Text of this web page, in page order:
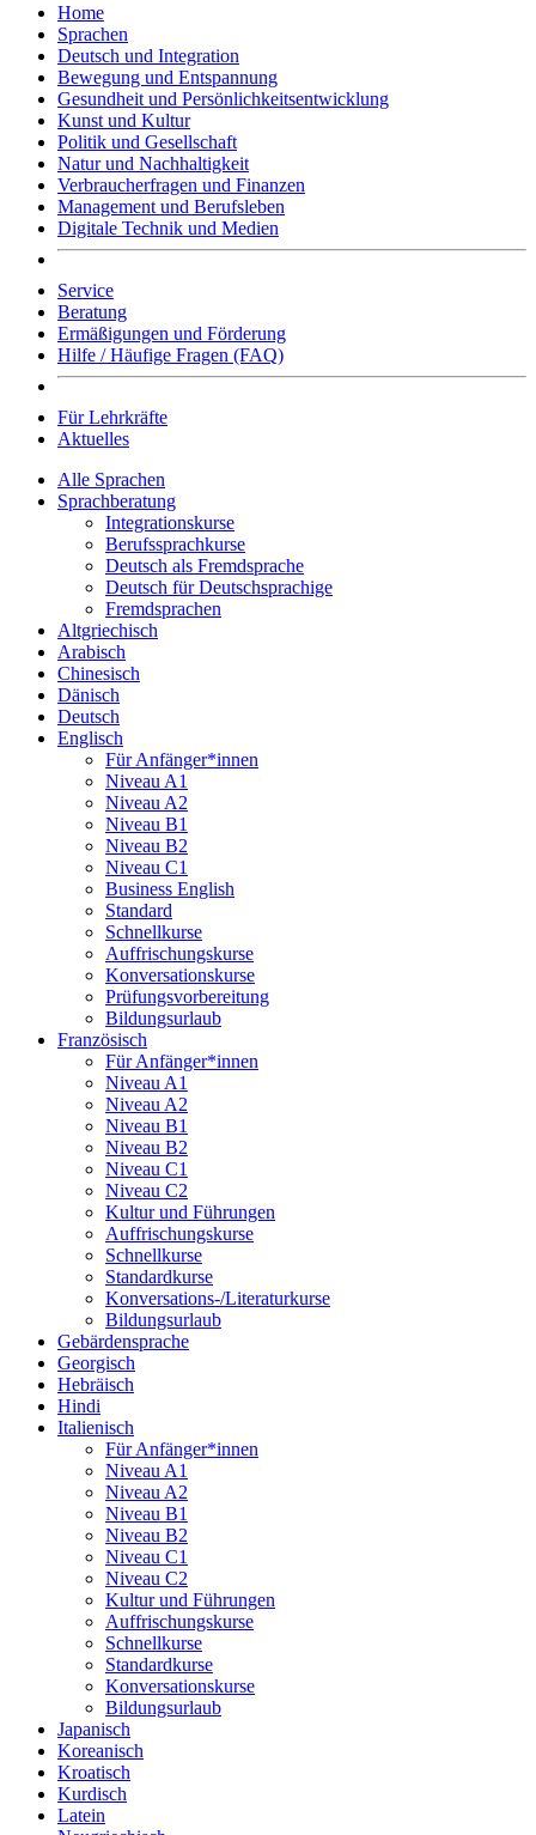
Home
Sprachen
Deutsch und Integration
Bewegung und Entspannung
Gesundheit und Persönlichkeitsentwicklung
Kunst und Kultur
Politik und Gesellschaft
Natur und Nachhaltigkeit
Verbraucherfragen und Finanzen
Management und Berufsleben
Digitale Technik und Medien
Service
Beratung
Ermäßigungen und Förderung
Hilfe / Häufige Fragen (FAQ)
Für Lehrkräfte
Aktuelles
Alle Sprachen
Sprachberatung
Integrationskurse
Berufssprachkurse
Deutsch als Fremdsprache
Deutsch für Deutschsprachige
Fremdsprachen
Altgriechisch
Arabisch
Chinesisch
Dänisch
Deutsch
Englisch
Für Anfänger*innen
Niveau A1
Niveau A2
Niveau B1
Niveau B2
Niveau C1
Business English
Standard
Schnellkurse
Auffrischungskurse
Konversationskurse
Prüfungsvorbereitung
Bildungsurlaub
Französisch
Für Anfänger*innen
Niveau A1
Niveau A2
Niveau B1
Niveau B2
Niveau C1
Niveau C2
Kultur und Führungen
Auffrischungskurse
Schnellkurse
Standardkurse
Konversations-/Literaturkurse
Bildungsurlaub
Gebärdensprache
Georgisch
Hebräisch
Hindi
Italienisch
Für Anfänger*innen
Niveau A1
Niveau A2
Niveau B1
Niveau B2
Niveau C1
Niveau C2
Kultur und Führungen
Auffrischungskurse
Schnellkurse
Standardkurse
Konversationskurse
Bildungsurlaub
Japanisch
Koreanisch
Kroatisch
Kurdisch
Latein